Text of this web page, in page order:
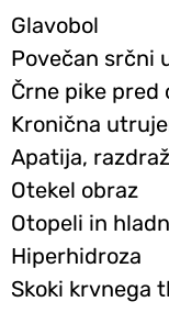
Glavobol
Povečan srčni
Črne pike pred
Kronična
Apatija,
Otekel obraz
Otopeli in
Hiperhidroza
Skoki krvnega